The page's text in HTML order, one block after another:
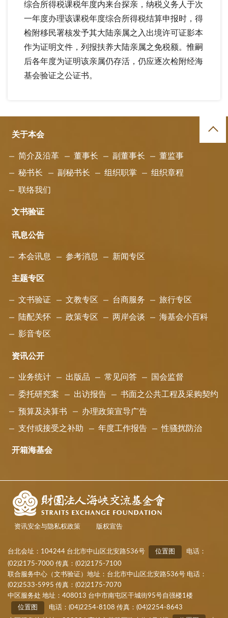
综合所得税课税年度内来台探亲，纳税义务人于次
一年度办理该课税年度综合所得税结算申报时，得
检附移民署核发予其大陆亲属之入出境许可证影本
作为证明文件，列报扶养大陆亲属之免税额。惟嗣
后各年度为证明该亲属仍存活，仍应逐次检附经海
基会验证之公证书。
关于本会
简介及沿革 董事长 副董事长 董监事
秘书长 副秘书长 组织职掌 组织章程
联络我们
文书验证
讯息公告
本会讯息 参考消息 新闻专区
主题专区
文书验证 文教专区 台商服务 旅行专区
陆配关怀 政策专区 两岸会谈 海基会小百科
影音专区
资讯公开
业务统计 出版品 常见问答 国会监督
委托研究案 出访报告 书面之公共工程及采购契约
预算及决算书 办理政策宣导广告
支付或接受之补助 年度工作报告 性骚扰防治
开箱海基会
资讯安全与隐私权政策 版权宣告
台北会址：104244 台北市中山区北安路536号 位置图
电话：
(02)2175-7000 传真：(02)2175-7100
联合服务中心（文书验证）地址：台北市中山区北安路536号 电话：
(02)2533-5995 传真：(02)2175-7070
中区服务处 地址：408013 台中市南屯区干城街95号自强楼1楼
位置图
电话：(04)2254-8108 传真：(04)2254-8643